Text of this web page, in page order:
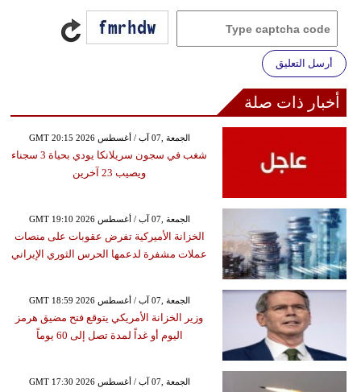
أرسل التعليق
أخبار ذات صلة
GMT 20:15 2026 الجمعة ,07 آب / أغسطس
شغب في سجون سريلانكا يودي بحياة 3 سجناء
ويصيب 23 آخرين
GMT 19:10 2026 الجمعة ,07 آب / أغسطس
الخزانة الأميركية تفرض عقوبات على منصات
عملات مشفرة لدعمها الحرس الثوري الإيراني
GMT 18:59 2026 الجمعة ,07 آب / أغسطس
وزير الخزانة الأمريكي يتوقع فتح مضيق هرمز
اليوم أو غداً لمدة تصل إلى 60 يوماً
GMT 17:30 2026 الجمعة ,07 آب / أغسطس